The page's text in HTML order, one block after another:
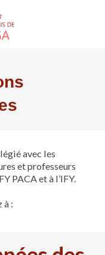
avec les
et professeurs
PACA et à l’IFY.
à :